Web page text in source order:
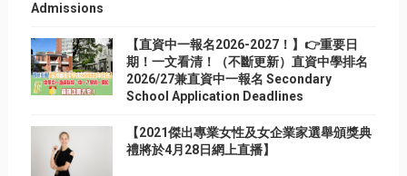
Admissions
【直資中一報名2026-2027！】👉重要日
期！一文看清！（不斷更新）直資中學排名
2026/27兼直資中一報名 Secondary
School Application Deadlines
【2021傑出專業女性及女企業家選舉頒獎典
禮將於4月28日網上直播】